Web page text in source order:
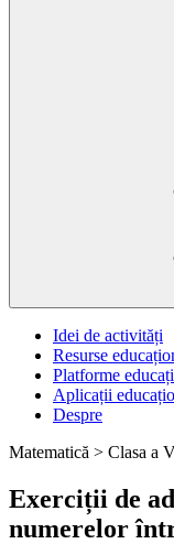
Idei de activități
Resurse
Platforme
Aplicații
Despre
Matematică > Clasa a
Exerciții de
numerelor